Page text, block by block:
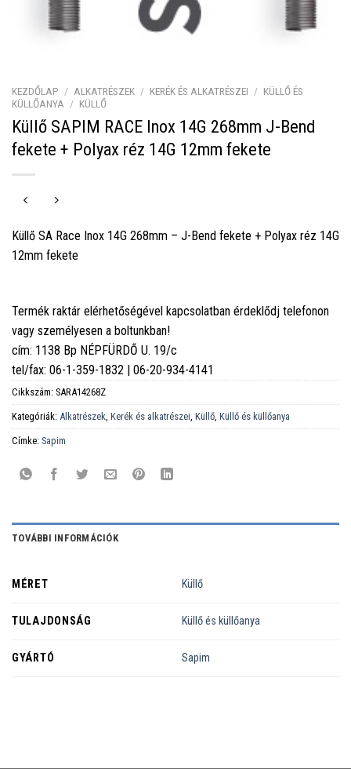
KEZDŐLAP / ALKATRÉSZEK / KERÉK ÉS ALKATRÉSZEI / KÜLLŐ ÉS
KÜLLŐANYA / KÜLLŐ
Küllő SAPIM RACE Inox 14G 268mm J-Bend
fekete + Polyax réz 14G 12mm fekete
Küllő SA Race Inox 14G 268mm – J-Bend fekete + Polyax réz 14G
12mm fekete
Termék raktár elérhetőségével kapcsolatban érdeklődj telefonon
vagy személyesen a boltunkban!
cím: 1138 Bp NÉPFÜRDŐ U. 19/c
tel/fax: 06-1-359-1832 | 06-20-934-4141
Cikkszám: SARA14268Z
Kategóriák: Alkatrészek Kerék és alkatrészei Küllő Küllő és küllőanya
Címke: Sapim
TOVÁBBI INFORMÁCIÓK
MÉRET Küllő
TULAJDONSÁG Küllő és küllőanya
GYÁRTÓ Sapim